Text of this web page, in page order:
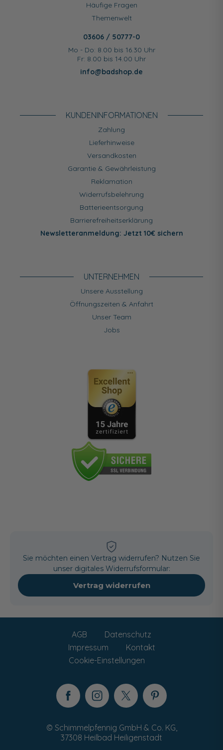
Häufige Fragen
Themenwelt
03606 / 50777-0
Mo - Do: 8.00 bis 16.30 Uhr
Fr: 8.00 bis 14.00 Uhr
info@badshop.de
KUNDEN­INFORMATIONEN
Zahlung
Lieferhinweise
Versandkosten
Garantie & Gewährleistung
Reklamation
Widerrufsbelehrung
Batterieentsorgung
Barrierefreiheitserklärung
Newsletteranmeldung: Jetzt 10€ sichern
UNTERNEHMEN
Unsere Ausstellung
Öffnungszeiten & Anfahrt
Unser Team
Jobs
Sie möchten einen Vertrag widerrufen? Nutzen Sie
unser digitales Widerrufsformular:
Vertrag widerrufen
AGB
Datenschutz
Impressum
Kontakt
Cookie-Einstellungen
© Schimmelpfennig GmbH & Co. KG,
37308 Heilbad Heiligenstadt